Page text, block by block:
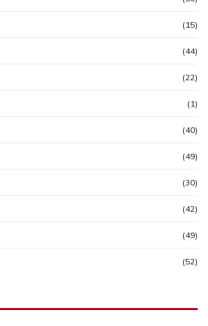
(15)
(44)
(22)
(1)
(40)
(49)
(30)
(42)
(49)
(52)